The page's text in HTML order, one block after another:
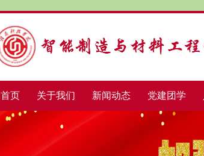
首页 关于我们 新闻动态 党建团学